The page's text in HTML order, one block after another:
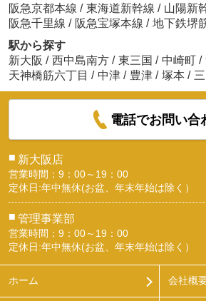
阪急京都本線 / 東海道新幹線 / 山陽新
阪急千里線 / 阪急宝塚本線 / 地下鉄堺
駅から探す
新大阪 / 西中島南方 / 東三国 / 中崎町 /
天神橋筋六丁目 / 中津 / 豊津 / 塚本 /
電話でお問い合
■ 新大阪店
営業時間：9：00～19：00
定休日:年中無休(お盆、年末年始は除く）
■ 管理事業部
営業時間：9：00～19：00
定休日:年中無休(お盆、年末年始は除く）
ホーム 会社概